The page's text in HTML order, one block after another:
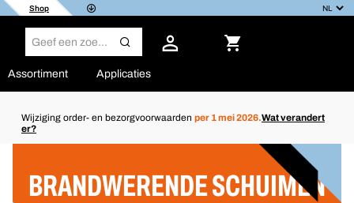
Shop
Assortiment Applicaties
Wijziging order- en bezorgvoorwaarden per 1 mei 2026.Wat verandert
er?
BRANDWERENDE SCHUIMEN